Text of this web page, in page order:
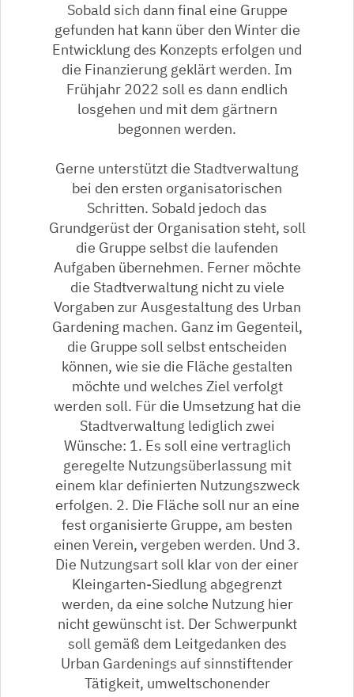
Sobald sich dann final eine Gruppe
gefunden hat kann über den Winter die
Entwicklung des Konzepts erfolgen und
die Finanzierung geklärt werden. Im
Frühjahr 2022 soll es dann endlich
losgehen und mit dem gärtnern
begonnen werden.
Gerne unterstützt die Stadtverwaltung
bei den ersten organisatorischen
Schritten. Sobald jedoch das
Grundgerüst der Organisation steht, soll
die Gruppe selbst die laufenden
Aufgaben übernehmen. Ferner möchte
die Stadtverwaltung nicht zu viele
Vorgaben zur Ausgestaltung des Urban
Gardening machen. Ganz im Gegenteil,
die Gruppe soll selbst entscheiden
können, wie sie die Fläche gestalten
möchte und welches Ziel verfolgt
werden soll. Für die Umsetzung hat die
Stadtverwaltung lediglich zwei
Wünsche: 1. Es soll eine vertraglich
geregelte Nutzungsüberlassung mit
einem klar definierten Nutzungszweck
erfolgen. 2. Die Fläche soll nur an eine
fest organisierte Gruppe, am besten
einen Verein, vergeben werden. Und 3.
Die Nutzungsart soll klar von der einer
Kleingarten-Siedlung abgegrenzt
werden, da eine solche Nutzung hier
nicht gewünscht ist. Der Schwerpunkt
soll gemäß dem Leitgedanken des
Urban Gardenings auf sinnstiftender
Tätigkeit, umweltschonender